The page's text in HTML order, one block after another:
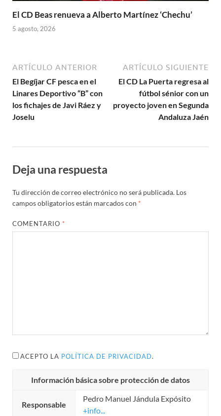
El CD Beas renueva a Alberto Martínez ‘Chechu’
5 agosto, 2026
ARTÍCULO ANTERIOR
El Begíjar CF pesca en el
Linares Deportivo “B” con
los fichajes de Javi Ráez y
Joselu
ARTÍCULO SIGUIENTE
El CD La Puerta regresa al
fútbol sénior con un
proyecto joven en Segunda
Andaluza Jaén
Deja una respuesta
Tu dirección de correo electrónico no será publicada. Los
campos obligatorios están marcados con *
COMENTARIO *
ACEPTO LA POLÍTICA DE PRIVACIDAD.
Información básica sobre protección de datos
Responsable
Pedro Manuel Jándula Expósito
+info...